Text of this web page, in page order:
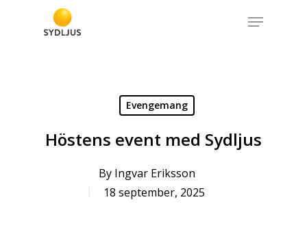
Menu
Evengemang
Höstens event med Sydljus
By Ingvar Eriksson
18 september, 2025